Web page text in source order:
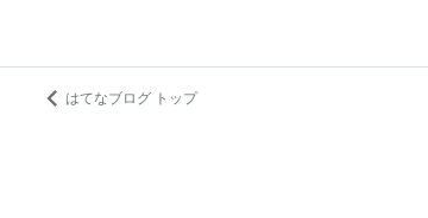
はてなブログ トップ